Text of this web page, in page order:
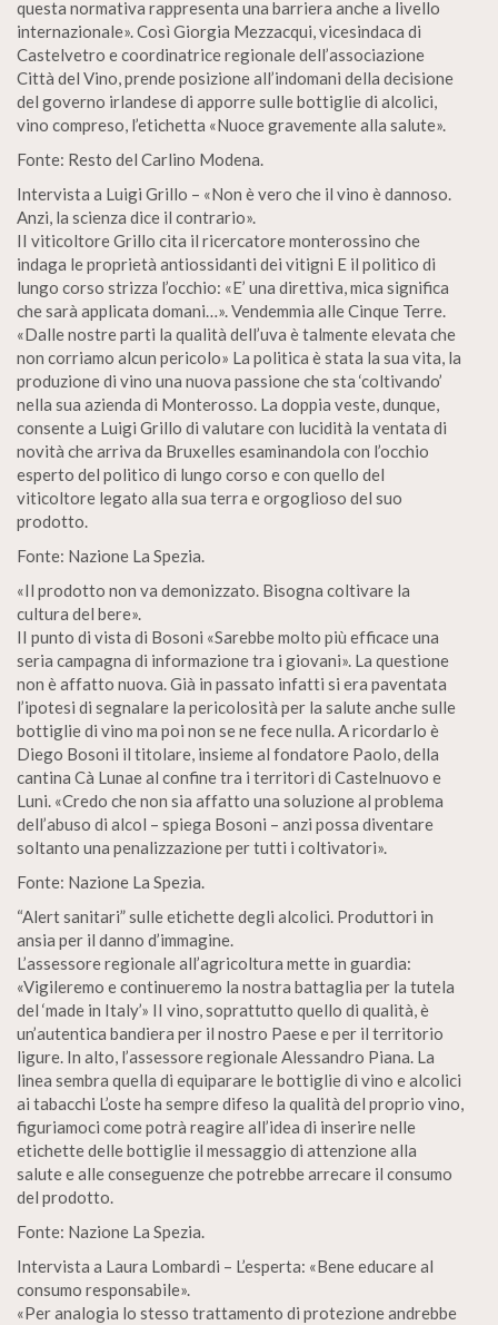
questa normativa rappresenta una barriera anche a livello
internazionale». Così Giorgia Mezzacqui, vicesindaca di
Castelvetro e coordinatrice regionale dell’associazione
Città del Vino, prende posizione all’indomani della decisione
del governo irlandese di apporre sulle bottiglie di alcolici,
vino compreso, l’etichetta «Nuoce gravemente alla salute».
Fonte: Resto del Carlino Modena.
Intervista a Luigi Grillo – «Non è vero che il vino è dannoso.
Anzi, la scienza dice il contrario».
II viticoltore Grillo cita il ricercatore monterossino che
indaga le proprietà antiossidanti dei vitigni E il politico di
lungo corso strizza l’occhio: «E’ una direttiva, mica significa
che sarà applicata domani…». Vendemmia alle Cinque Terre.
«Dalle nostre parti la qualità dell’uva è talmente elevata che
non corriamo alcun pericolo» La politica è stata la sua vita, la
produzione di vino una nuova passione che sta ‘coltivando’
nella sua azienda di Monterosso. La doppia veste, dunque,
consente a Luigi Grillo di valutare con lucidità la ventata di
novità che arriva da Bruxelles esaminandola con l’occhio
esperto del politico di lungo corso e con quello del
viticoltore legato alla sua terra e orgoglioso del suo
prodotto.
Fonte: Nazione La Spezia.
«Il prodotto non va demonizzato. Bisogna coltivare la
cultura del bere».
II punto di vista di Bosoni «Sarebbe molto più efficace una
seria campagna di informazione tra i giovani». La questione
non è affatto nuova. Già in passato infatti si era paventata
l’ipotesi di segnalare la pericolosità per la salute anche sulle
bottiglie di vino ma poi non se ne fece nulla. A ricordarlo è
Diego Bosoni il titolare, insieme al fondatore Paolo, della
cantina Cà Lunae al confine tra i territori di Castelnuovo e
Luni. «Credo che non sia affatto una soluzione al problema
dell’abuso di alcol – spiega Bosoni – anzi possa diventare
soltanto una penalizzazione per tutti i coltivatori».
Fonte: Nazione La Spezia.
“Alert sanitari” sulle etichette degli alcolici. Produttori in
ansia per il danno d’immagine.
L’assessore regionale all’agricoltura mette in guardia:
«Vigileremo e continueremo la nostra battaglia per la tutela
del ‘made in Italy’» II vino, soprattutto quello di qualità, è
un’autentica bandiera per il nostro Paese e per il territorio
ligure. In alto, l’assessore regionale Alessandro Piana. La
linea sembra quella di equiparare le bottiglie di vino e alcolici
ai tabacchi L’oste ha sempre difeso la qualità del proprio vino,
figuriamoci come potrà reagire all’idea di inserire nelle
etichette delle bottiglie il messaggio di attenzione alla
salute e alle conseguenze che potrebbe arrecare il consumo
del prodotto.
Fonte: Nazione La Spezia.
Intervista a Laura Lombardi – L’esperta: «Bene educare al
consumo responsabile».
«Per analogia lo stesso trattamento di protezione andrebbe